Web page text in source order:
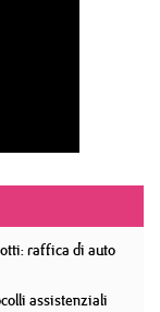
raffica di auto
assistenziali